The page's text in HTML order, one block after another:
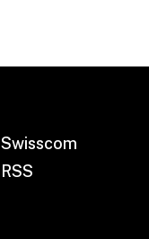
Swisscom
RSS